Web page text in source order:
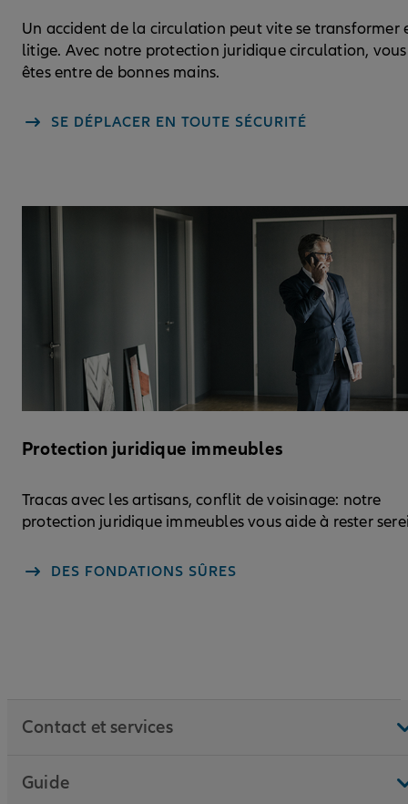
Un accident de la circulation peut vite se transformer
litige. Avec notre protection juridique circulation, vous
êtes entre de bonnes mains.
SE DÉPLACER EN TOUTE SÉCURITÉ
Protection juridique immeubles
Tracas avec les artisans, conflit de voisinage: notre
protection juridique immeubles vous aide à rester
DES FONDATIONS SÛRES
Contact et services
Guide